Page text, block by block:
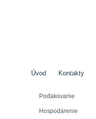
Úvod Kontakty
Poďakovanie
Hospodárenie